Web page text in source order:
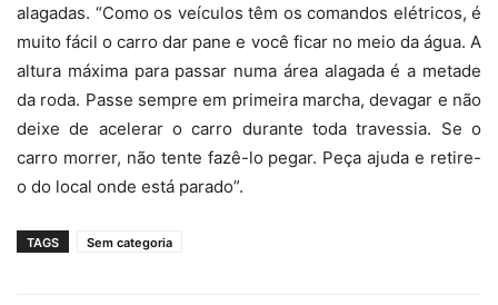
alagadas. “Como os veículos têm os comandos elétricos, é
muito fácil o carro dar pane e você ficar no meio da água. A
altura máxima para passar numa área alagada é a metade
da roda. Passe sempre em primeira marcha, devagar e não
deixe de acelerar o carro durante toda travessia. Se o
carro morrer, não tente fazê-lo pegar. Peça ajuda e retire-
o do local onde está parado”.
TAGS Sem categoria